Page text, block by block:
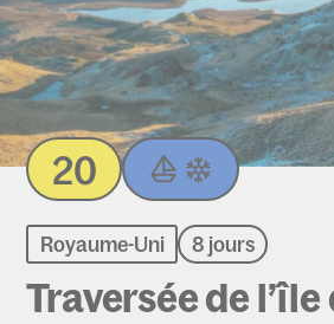
20
Royaume-Uni 8 jours
Traversée de l’île